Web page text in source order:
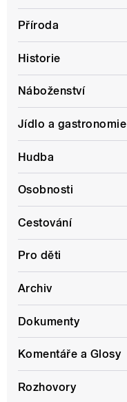
Příroda
Historie
Náboženství
Jídlo a gastronomie
Hudba
Osobnosti
Cestování
Pro děti
Archiv
Dokumenty
Komentáře a Glosy
Rozhovory